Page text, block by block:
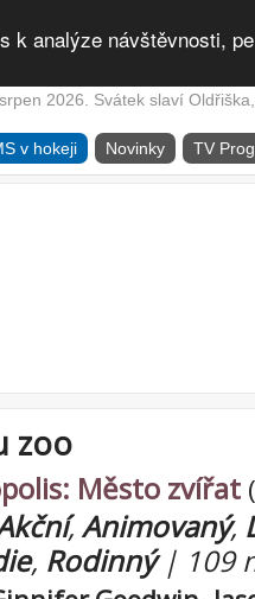
k analýze návštěvnosti,
2026. Svátek slaví
v hokeji Novinky TV
zoo
Město zvířat
,Animovaný,
, Rodinný| 109